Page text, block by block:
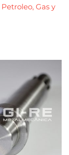
Petroleo, Gas y